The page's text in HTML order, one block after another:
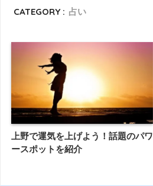
CATEGORY : 占い
上野で運気を上げよう！話題のパワ
ースポットを紹介